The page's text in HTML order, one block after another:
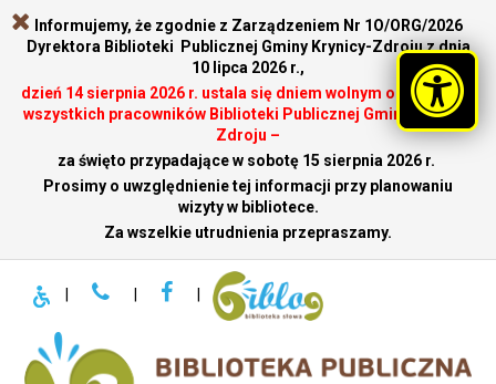
Informujemy, że zgodnie z Zarządzeniem Nr 1O/ORG/2026
Dyrektora Biblioteki Publicznej Gminy Krynicy-Zdroju z dnia
10 lipca 2026 r.,
dzień 14 sierpnia 2026 r. ustala się dniem wolnym od pracy dla
wszystkich pracowników Biblioteki Publicznej Gminy Krynicy-
Zdroju –
za święto przypadające w sobotę 15 sierpnia 2026 r.
Prosimy o uwzględnienie tej informacji przy planowaniu
wizyty w bibliotece.
Za wszelkie utrudnienia przepraszamy.